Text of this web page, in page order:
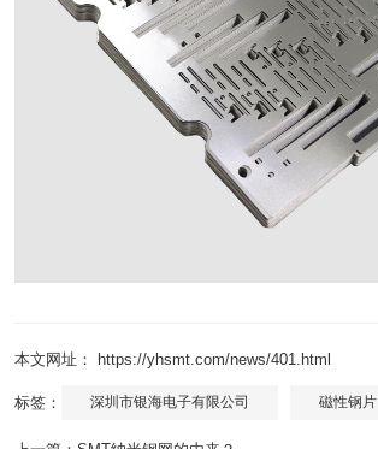
本文网址： https://yhsmt.com/news/401.html
标签： 深圳市银海电子有限公司 磁性钢片